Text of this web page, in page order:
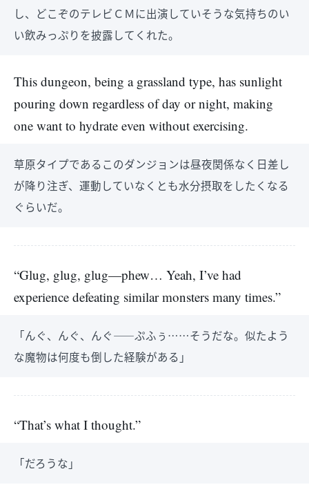
し、どこぞのテレビＣＭに出演していそうな気持ちのい
い飲みっぷりを披露してくれた。
This dungeon, being a grassland type, has sunlight
pouring down regardless of day or night, making
one want to hydrate even without exercising.
草原タイプであるこのダンジョンは昼夜関係なく日差し
が降り注ぎ、運動していなくとも水分摂取をしたくなる
ぐらいだ。
“Glug, glug, glug—phew… Yeah, I’ve had
experience defeating similar monsters many times.”
「んぐ、んぐ、んぐ――ぷふぅ……そうだな。似たよう
な魔物は何度も倒した経験がある」
“That’s what I thought.”
「だろうな」